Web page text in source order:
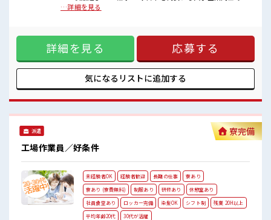
お財布にやさしい◎
荷物が多い方も安心ですね♪
最寄り駅から会社までの送迎バス付き☆
#SOGO祝金
弁会社 ◆経験はもちろん学歴も不問 ◆基本マニュアル通りな
UP！ 長期就業で収入UPを目指そう！ 《通勤方法》 最寄駅か
ら企業の無料送迎あり！ 車/バイク/自転車通勤もOK◎無料駐
車場・駐輪場完備！ ■職場の雰囲気 キバツ過ぎなければ髪の
カラーリングOK！ 社員食堂は150円～400円ほどで利用可
能！ お財布にやさしい◎ 制服無料貸与！ ロッカー・休憩室完
備！ 荷物が多い方も安心ですね♪ 最寄り駅から会社までの送
…詳細を見る
詳細を見る 応募する
気になるリストに追加する
派遣
工場作業員／好条件
寮完備
未経験者OK 経験者歓迎 長期の仕事
寮あり
寮あり (寮費無料)
制服あり 研修あり
休憩室あり
社員食堂あり
ロッカー完備 染髪OK シフト制
残業 20H以上
平均年齢20代
30代が活躍